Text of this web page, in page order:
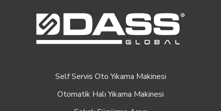
Self Servis Oto Yıkama Makinesi
Otomatik Halı Yıkama Makinesi